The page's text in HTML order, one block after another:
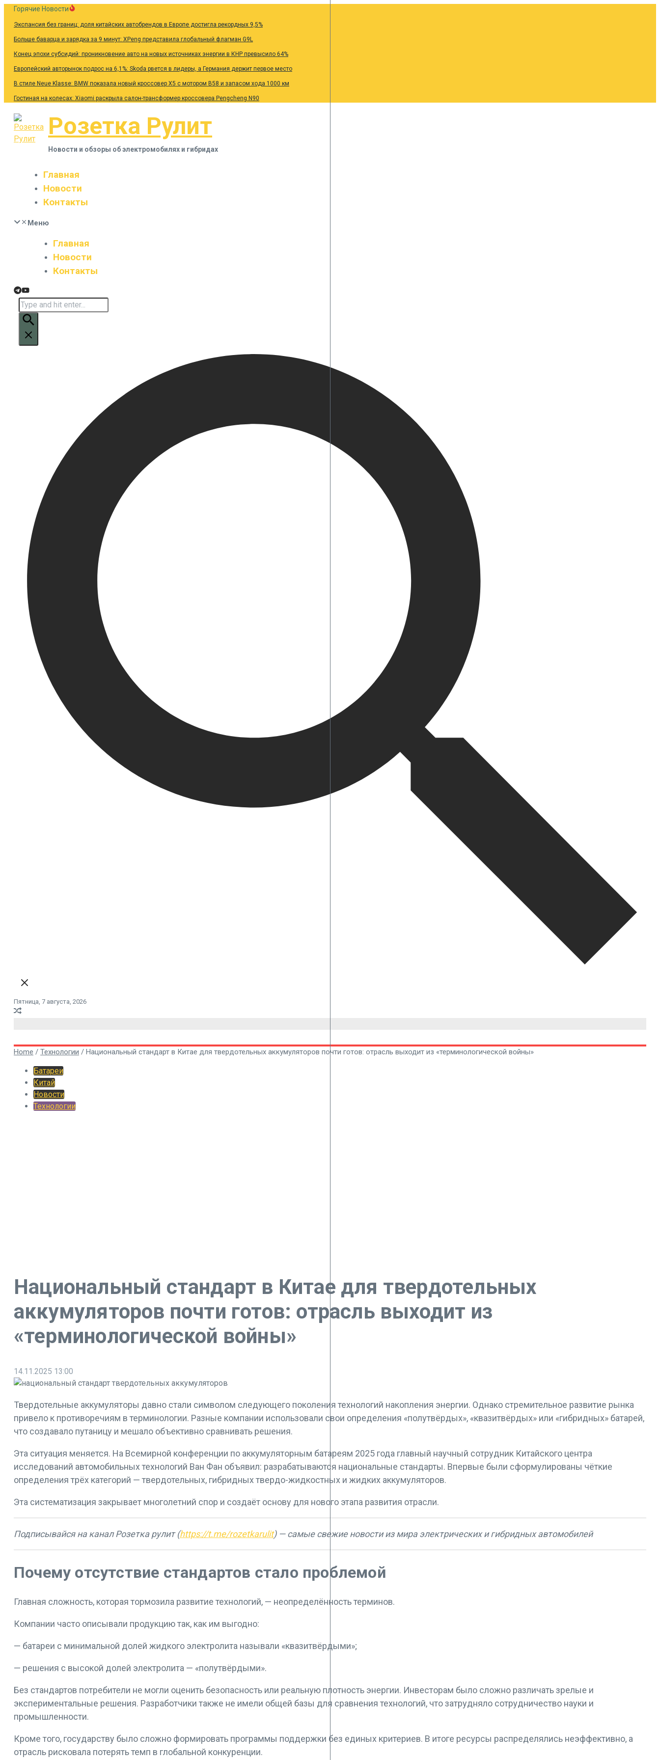
Перейти
Горячие Новости
Экспансия без границ: доля китайских автобрендов в Европе достигла рекордных 9,5%
Больше баварца и зарядка за 9 минут: XPeng представила глобальный флагман G9L
Конец эпохи субсидий: проникновение авто на новых источниках энергии в КНР превысило 64%
Европейский авторынок подрос на 6,1%: Skoda рвется в лидеры, а Германия держит первое место
В стиле Neue Klasse: BMW показала новый кроссовер X5 с мотором B58 и запасом хода 1000 км
Гостиная на колесах: Xiaomi раскрыла салон-трансформер кроссовера Pengcheng N90
Розетка Рулит
Новости и обзоры об электромобилях и гибридах
Главная
Новости
Контакты
Меню
Главная
Новости
Контакты
Искать:
Пятница, 7 августа, 2026
Home / Технологии / Национальный стандарт в Китае для твердотельных аккумуляторов почти готов: отрасль выходит из «терминологической войны»
Батареи
Китай
Новости
Технологии
Национальный стандарт в Китае для твердотельных
аккумуляторов почти готов: отрасль выходит из
«терминологической войны»
14.11.2025 13:00
Твердотельные аккумуляторы давно стали символом следующего поколения технологий накопления энергии. Однако стремительное развитие рынка
привело к противоречиям в терминологии. Разные компании использовали свои определения «полутвёрдых», «квазитвёрдых» или «гибридных» батарей,
что создавало путаницу и мешало объективно сравнивать решения.
Эта ситуация меняется. На Всемирной конференции по аккумуляторным батареям 2025 года главный научный сотрудник Китайского центра
исследований автомобильных технологий Ван Фан объявил: разрабатываются национальные стандарты. Впервые были сформулированы чёткие
определения трёх категорий — твердотельных, гибридных твердо-жидкостных и жидких аккумуляторов.
Эта систематизация закрывает многолетний спор и создаёт основу для нового этапа развития отрасли.
Подписывайся на канал Розетка рулит (https://t.me/rozetkarulit) — самые свежие новости из мира электрических и гибридных автомобилей
Почему отсутствие стандартов стало проблемой
Главная сложность, которая тормозила развитие технологий, — неопределённость терминов.
Компании часто описывали продукцию так, как им выгодно:
— батареи с минимальной долей жидкого электролита называли «квазитвёрдыми»;
— решения с высокой долей электролита — «полутвёрдыми».
Без стандартов потребители не могли оценить безопасность или реальную плотность энергии. Инвесторам было сложно различать зрелые и
экспериментальные решения. Разработчики также не имели общей базы для сравнения технологий, что затрудняло сотрудничество науки и
промышленности.
Кроме того, государству было сложно формировать программы поддержки без единых критериев. В итоге ресурсы распределялись неэффективно, а
отрасль рисковала потерять темп в глобальной конкуренции.